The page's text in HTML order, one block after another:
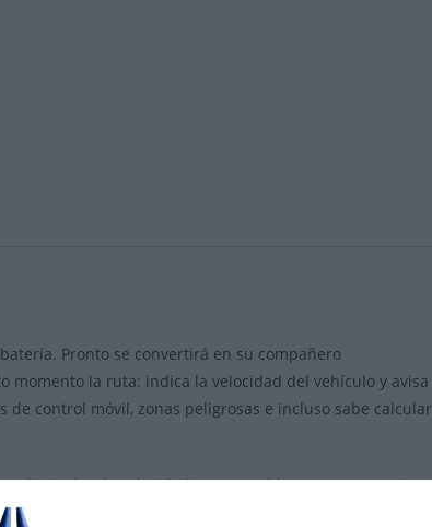
Pronto se convertirá en su compañero
momento la ruta: indica la velocidad del vehículo y avisa
control móvil, zonas peligrosas e incluso sabe calcular
limitador de velocidad programable que nos permite